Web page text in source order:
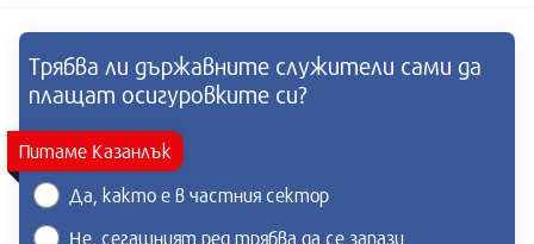
Питаме Казанлък
Трябва ли държавните служители сами да
плащат осигуровките си?
Да, както е в частния сектор
Не, сегашният ред трябва да се запази